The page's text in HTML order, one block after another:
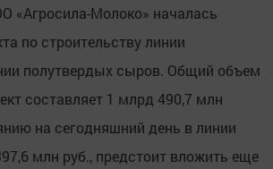
«Агросила-Молоко» началась
по строительству линии
полутвердых сыров. Общий объем
составляет 1 млрд 490,7 млн
на сегодняшний день в линии
млн руб., предстоит вложить еще